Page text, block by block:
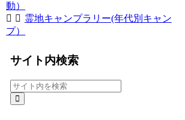
動）
霊地キャンプラリー(年代別キャン
プ）
サイト内検索